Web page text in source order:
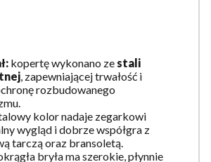
kopertę wykonano ze stali
, zapewniającej trwałość i
rozbudowanego
kolor nadaje zegarkowi
wygląd i dobrze współgra z
tarczą oraz bransoletą.
bryła ma szerokie, płynnie